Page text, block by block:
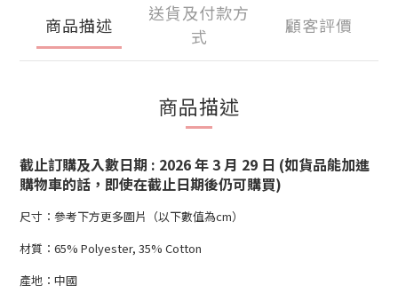
商品描述
送貨及付款方
式
顧客評價
商品描述
截止訂購及入數日期 : 2026 年 3 月 29 日 (如貨品能加進
購物車的話，即使在截止日期後仍可購買)
尺寸：參考下方更多圖片（以下數值為cm）
材質：65% Polyester, 35% Cotton
產地：中國